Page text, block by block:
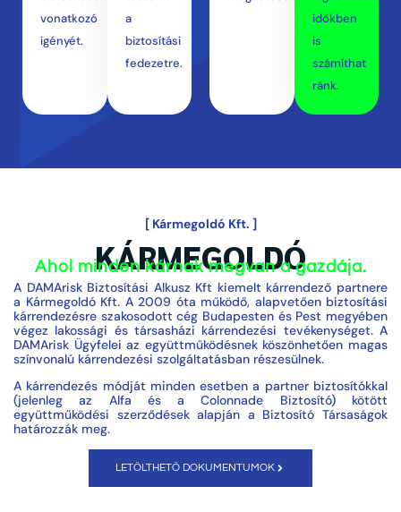
vonatkozó
igényét.
a
biztosítási
fedezetre.
időkben
is
számíthat
ránk.
[ Kármegoldó Kft. ]
KÁRMEGOLDÓ
Ahol minden kárnak megvan a gazdája.
A DAMArisk Biztosítási Alkusz Kft kiemelt kárrendező partnere
a Kármegoldó Kft. A 2009 óta működő, alapvetően biztosítási
kárrendezésre szakosodott cég Budapesten és Pest megyében
végez lakossági és társasházi kárrendezési tevékenységet. A
DAMArisk Ügyfelei az együttműködésnek köszönhetően magas
színvonalú kárrendezési szolgáltatásban részesülnek.
A kárrendezés módját minden esetben a partner biztosítókkal
(jelenleg az Alfa és a Colonnade Biztosító) kötött
együttműködési szerződések alapján a Biztosító Társaságok
határozzák meg.
LETÖLTHETŐ DOKUMENTUMOK